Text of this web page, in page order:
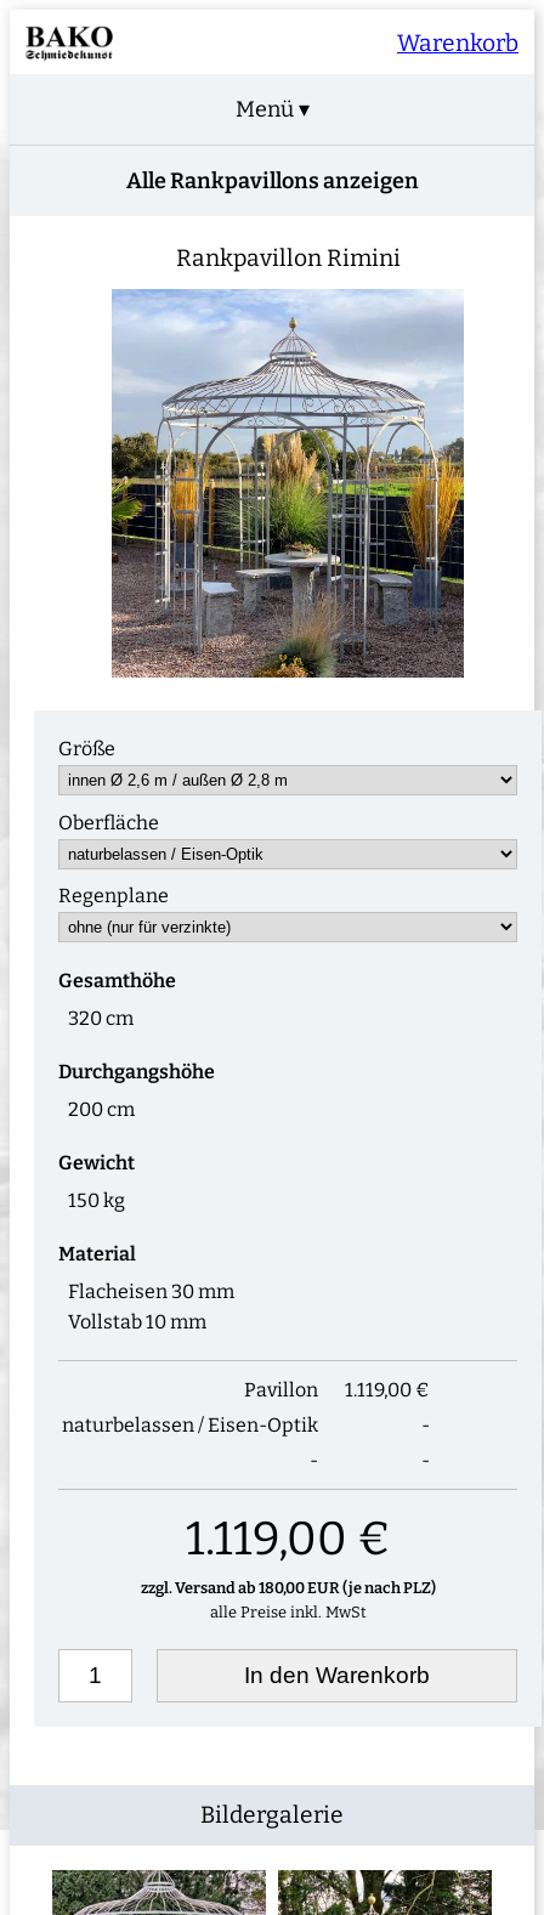
Warenkorb
Menü ▾
Alle Rankpavillons anzeigen
Rankpavillon Rimini
Größe
Oberfläche
Regenplane
Gesamthöhe
320 cm
Durchgangshöhe
200 cm
Gewicht
150 kg
Material
Flacheisen 30 mm
Vollstab 10 mm
Pavillon
1.119,00 €
naturbelassen / Eisen-Optik
-
-
-
1.119,00 €
zzgl. Versand ab 180,00 EUR (je nach PLZ)
alle Preise inkl. MwSt
In den Warenkorb
Bildergalerie